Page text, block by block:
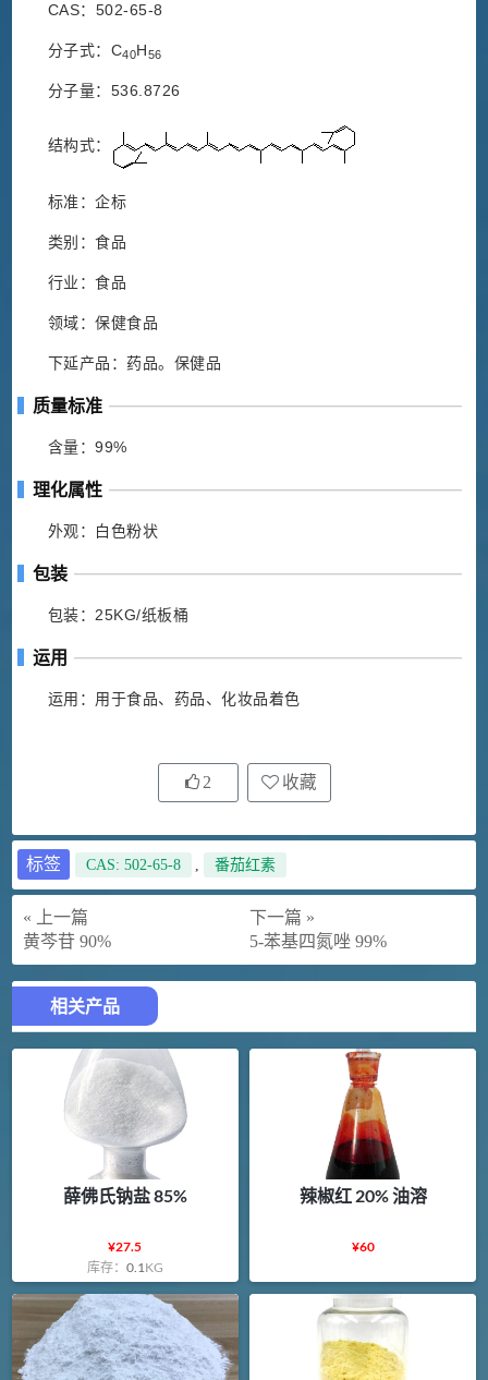
CAS：502-65-8
分子式：C40H56
分子量：536.8726
结构式：
标准：企标
类别：食品
行业：食品
领域：保健食品
下延产品：药品。保健品
质量标准
含量：99%
理化属性
外观：白色粉状
包装
包装：25KG/纸板桶
运用
运用：用于食品、药品、化妆品着色
2 收藏
标签 CAS: 502-65-8 , 番茄红素
« 上一篇
黄芩苷 90%
下一篇 »
5-苯基四氮唑 99%
相关产品
薛佛氏钠盐 85%
¥27.5
库存： 0.1KG
辣椒红 20% 油溶
¥60